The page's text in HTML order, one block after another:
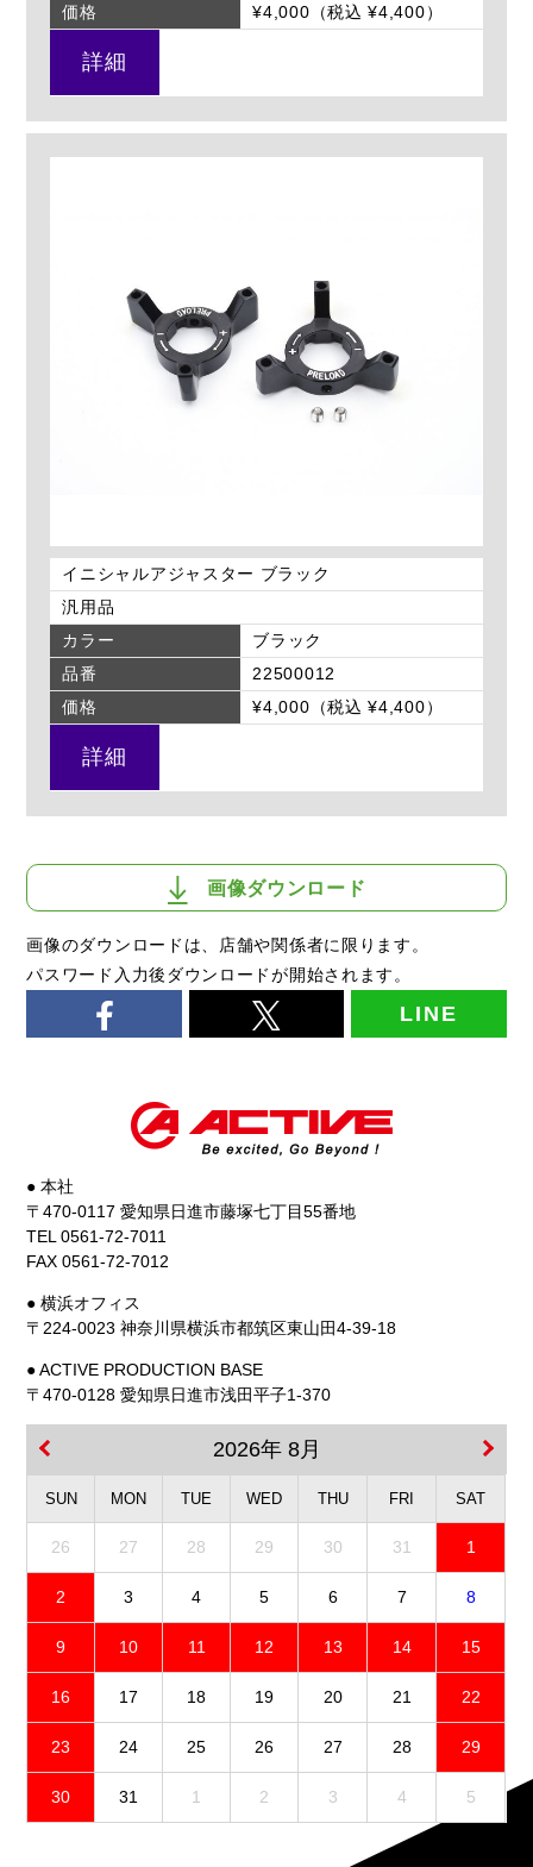
価格
¥4,000（税込 ¥4,400）
詳細
イニシャルアジャスター ブラック
汎用品
カラー
ブラック
品番
22500012
価格
¥4,000（税込 ¥4,400）
詳細
画像ダウンロード
画像のダウンロードは、店舗や関係者に限ります。
パスワード入力後ダウンロードが開始されます。
LINE
● 本社
〒470-0117 愛知県日進市藤塚七丁目55番地
TEL 0561-72-7011
FAX 0561-72-7012
● 横浜オフィス
〒224-0023 神奈川県横浜市都筑区東山田4-39-18
● ACTIVE PRODUCTION BASE
〒470-0128 愛知県日進市浅田平子1-370
2026年 8月
SUN MON TUE WED THU FRI SAT
26 27 28 29 30 31 1
2 3 4 5 6 7 8
9 10 11 12 13 14 15
16 17 18 19 20 21 22
23 24 25 26 27 28 29
30 31 1 2 3 4 5